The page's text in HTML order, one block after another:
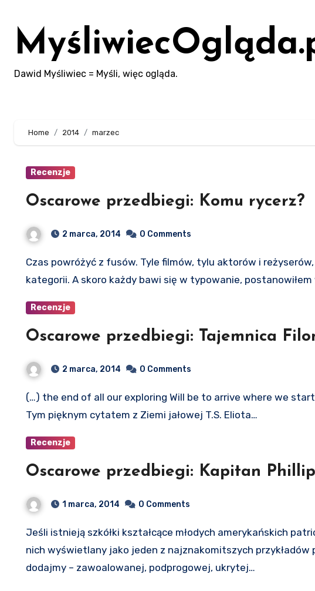
content
Dawid Myśliwiec = Myśli, więc ogląda.
Home 2014 marzec
Recenzje
Oscarowe przedbiegi: Komu rycerz?
2 marca, 2014 0 Comments
Czas powróżyć z fusów. Tyle filmów, tylu aktorów i reżyserów, a tylko jeden Złoty Rycerz w każdej
kategorii. A skoro każdy bawi się w typowanie,
Recenzje
Oscarowe przedbiegi: Tajemnica
2 marca, 2014 0 Comments
(…) the end of all our exploring Will be to arrive where we
Tym pięknym cytatem z Ziemi jałowej T.S. Eliota…
Recenzje
Oscarowe przedbiegi: Kapitan
1 marca, 2014 0 Comments
Jeśli istnieją szkółki kształcące młodych amerykańskich patriotów, Kapitan Phillips powinien być w
nich wyświetlany jako jeden z najznakomitszych przykładów
dodajmy – zawoalowanej, podprogowej, ukrytej…